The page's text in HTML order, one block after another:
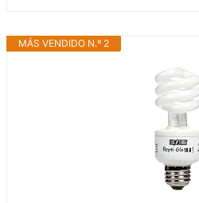
MÁS VENDIDO N.º 2